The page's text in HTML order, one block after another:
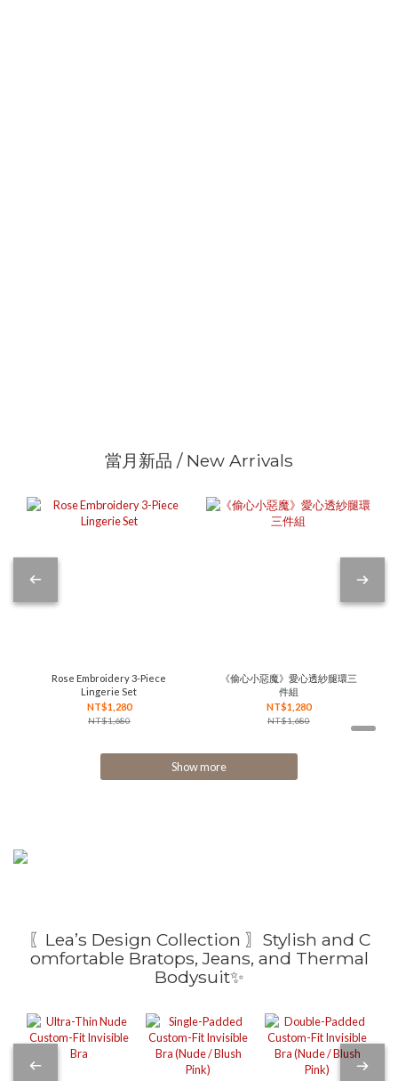
當月新品 / New Arrivals
Rose Embroidery 3-Piece
Lingerie Set
NT$1,280
NT$1,680
《偷心小惡魔》愛心透紗腿環三
件組
NT$1,280
NT$1,680
Show more
〖Lea’s Design Collection 〗Stylish and C
omfortable Bratops, Jeans, and Thermal
Bodysuit✨